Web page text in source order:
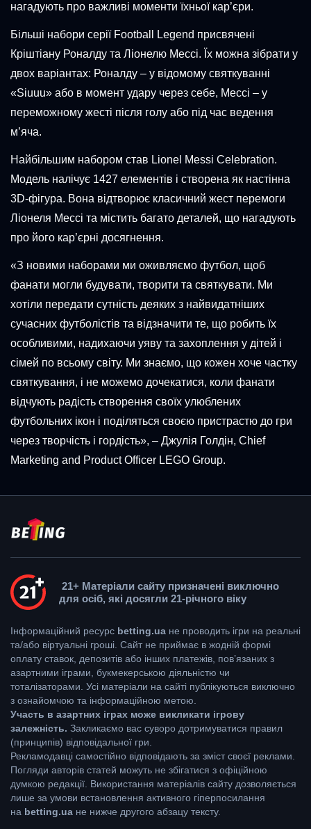
нагадують про важливі моменти їхньої кар’єри.
Більші набори серії Football Legend присвячені
Кріштіану Роналду та Ліонелю Мессі. Їх можна зібрати у
двох варіантах: Роналду – у відомому святкуванні
«Siuuu» або в момент удару через себе, Мессі – у
переможному жесті після голу або під час ведення
м’яча.
Найбільшим набором став Lionel Messi Celebration.
Модель налічує 1427 елементів і створена як настінна
3D-фігура. Вона відтворює класичний жест перемоги
Ліонеля Мессі та містить багато деталей, що нагадують
про його кар’єрні досягнення.
«З новими наборами ми оживляємо футбол, щоб
фанати могли будувати, творити та святкувати. Ми
хотіли передати сутність деяких з найвидатніших
сучасних футболістів та відзначити те, що робить їх
особливими, надихаючи уяву та захоплення у дітей і
сімей по всьому світу. Ми знаємо, що кожен хоче частку
святкування, і не можемо дочекатися, коли фанати
відчують радість створення своїх улюблених
футбольних ікон і поділяться своєю пристрастю до гри
через творчість і гордість», – Джулія Голдін, Chief
Marketing and Product Officer LEGO Group.
21+ Матеріали сайту призначені виключно
для осіб, які досягли 21-річного віку
Інформаційний ресурс betting.ua не проводить ігри на реальні
та/або віртуальні гроші. Сайт не приймає в жодній формі
оплату ставок, депозитів або інших платежів, пов’язаних з
азартними іграми, букмекерською діяльністю чи
тоталізаторами. Усі матеріали на сайті публікуються виключно
з ознайомчою та інформаційною метою.
Участь в азартних іграх може викликати ігрову
залежність. Закликаємо вас суворо дотримуватися правил
(принципів) відповідальної гри.
Рекламодавці самостійно відповідають за зміст своєї реклами.
Погляди авторів статей можуть не збігатися з офіційною
думкою редакції. Використання матеріалів сайту дозволяється
лише за умови встановлення активного гіперпосилання
на betting.ua не нижче другого абзацу тексту.